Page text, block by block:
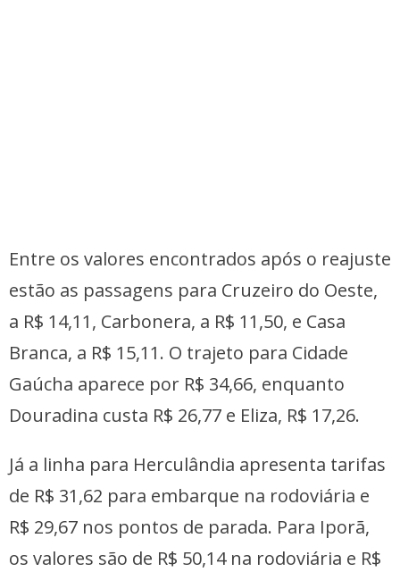
Entre os valores encontrados após o reajuste
estão as passagens para Cruzeiro do Oeste,
a R$ 14,11, Carbonera, a R$ 11,50, e Casa
Branca, a R$ 15,11. O trajeto para Cidade
Gaúcha aparece por R$ 34,66, enquanto
Douradina custa R$ 26,77 e Eliza, R$ 17,26.
Já a linha para Herculândia apresenta tarifas
de R$ 31,62 para embarque na rodoviária e
R$ 29,67 nos pontos de parada. Para Iporã,
os valores são de R$ 50,14 na rodoviária e R$